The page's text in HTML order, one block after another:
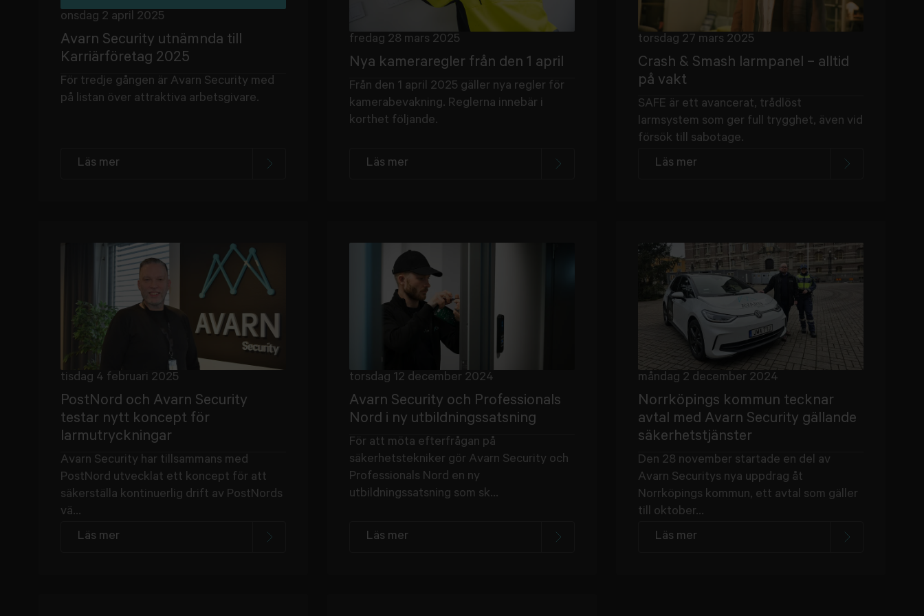
onsdag 2 april 2025
Avarn Security utnämnda till
Karriärföretag 2025
För tredje gången är Avarn Security med
på listan över attraktiva arbetsgivare.
Läs mer
fredag 28 mars 2025
Nya kameraregler från den 1 april
Från den 1 april 2025 gäller nya regler för
kamerabevakning. Reglerna innebär i
korthet följande.
Läs mer
torsdag 27 mars 2025
Crash & Smash larmpanel – alltid
på vakt
SAFE är ett avancerat, trådlöst
larmsystem som ger full trygghet, även vid
försök till sabotage.
Läs mer
tisdag 4 februari 2025
PostNord och Avarn Security
testar nytt koncept för
larmutryckningar
Avarn Security har tillsammans med
PostNord utvecklat ett koncept för att
säkerställa kontinuerlig drift av PostNords
vä...
Läs mer
torsdag 12 december 2024
Avarn Security och Professionals
Nord i ny utbildningssatsning
För att möta efterfrågan på
säkerhetstekniker gör Avarn Security och
Professionals Nord en ny
utbildningssatsning som sk...
Läs mer
måndag 2 december 2024
Norrköpings kommun tecknar
avtal med Avarn Security gällande
säkerhetstjänster
Den 28 november startade en del av
Avarn Securitys nya uppdrag åt
Norrköpings kommun, ett avtal som gäller
till oktober...
Läs mer